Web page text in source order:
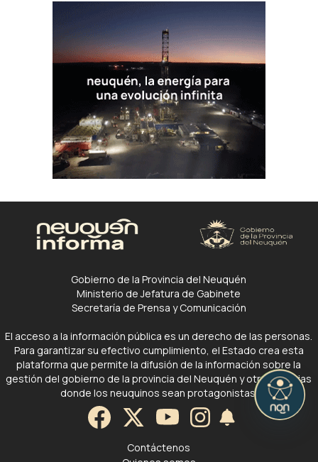
Gobierno de la Provincia del Neuquén
Ministerio de Jefatura de Gabinete
Secretaría de Prensa y Comunicación
El acceso a la información pública es un derecho de las personas.
Para garantizar su efectivo cumplimiento, el Estado crea esta
plataforma que permite la difusión de la información sobre la
gestión del gobierno de la provincia del Neuquén y otras noticias
donde los neuquinos sean protagonistas.
Contáctenos